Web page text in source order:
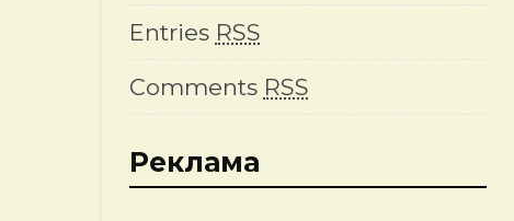
Entries RSS
Comments RSS
Реклама